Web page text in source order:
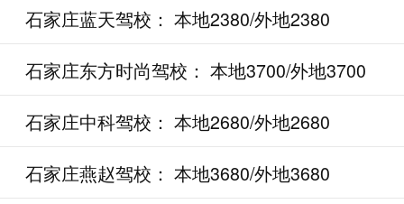
石家庄蓝天驾校： 本地2380/外地2380
石家庄东方时尚驾校： 本地3700/外地3700
石家庄中科驾校： 本地2680/外地2680
石家庄燕赵驾校： 本地3680/外地3680